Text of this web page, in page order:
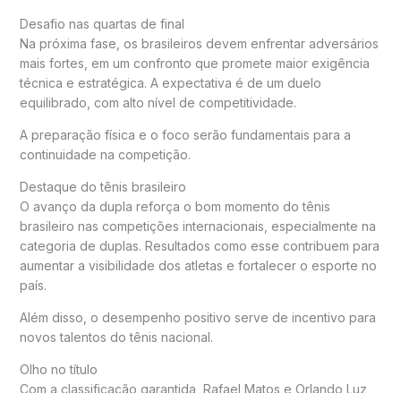
Desafio nas quartas de final
Na próxima fase, os brasileiros devem enfrentar adversários
mais fortes, em um confronto que promete maior exigência
técnica e estratégica. A expectativa é de um duelo
equilibrado, com alto nível de competitividade.
A preparação física e o foco serão fundamentais para a
continuidade na competição.
Destaque do tênis brasileiro
O avanço da dupla reforça o bom momento do tênis
brasileiro nas competições internacionais, especialmente na
categoria de duplas. Resultados como esse contribuem para
aumentar a visibilidade dos atletas e fortalecer o esporte no
país.
Além disso, o desempenho positivo serve de incentivo para
novos talentos do tênis nacional.
Olho no título
Com a classificação garantida, Rafael Matos e Orlando Luz